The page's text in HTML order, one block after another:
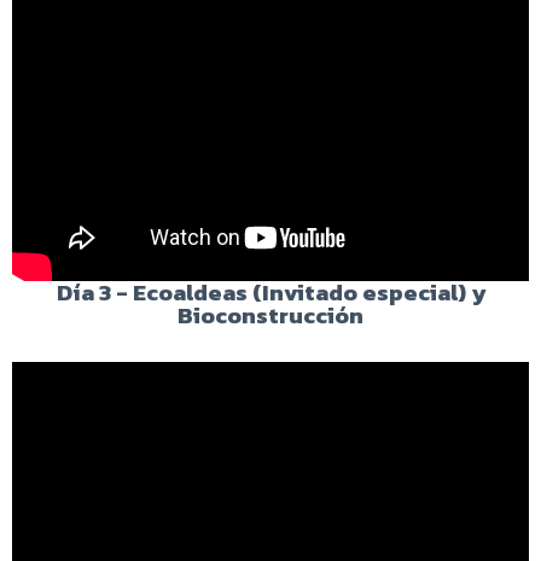
Día 3 - Ecoaldeas (Invitado especial) y
Bioconstrucción